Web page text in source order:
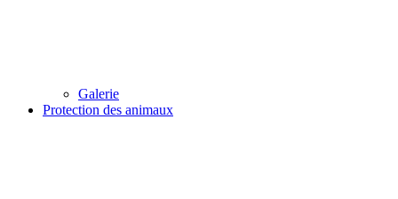
Galerie
Protection des animaux